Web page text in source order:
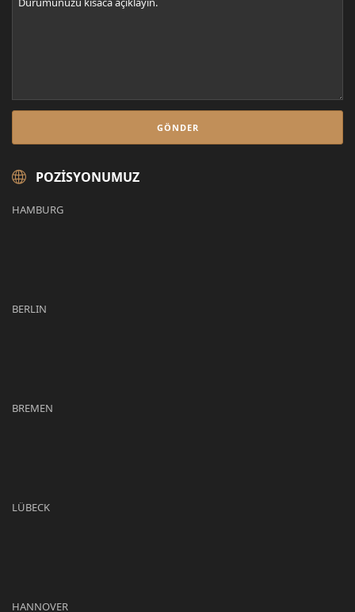
POZISYONUMUZ
HAMBURG
BERLIN
BREMEN
LÜBECK
HANNOVER